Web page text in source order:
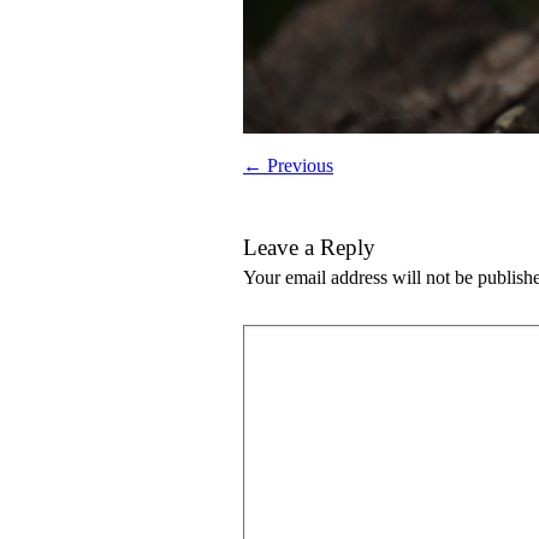
← Previous
Leave a Reply
Your email address will not be